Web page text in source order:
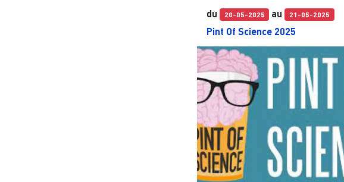
du 20-05-2025 au 21-05-2025
Pint Of Science 2025